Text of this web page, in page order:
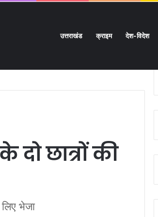
उत्तराखंड क्राइम देश-विदेश
छात्रों की
भेजा